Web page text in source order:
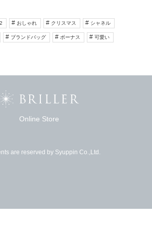
おしゃれ クリスマス シャネル
ブランドバッグ ボーナス 可愛い
Online Store
are reserved by Syuppin Co.,Ltd.